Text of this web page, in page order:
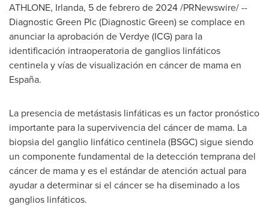
ATHLONE, Irlanda, 5 de febrero de 2024/PRNewswire/ --
Diagnostic Green Plc (Diagnostic Green) se complace en
anunciar la aprobación de Verdye (ICG) para la
identificación intraoperatoria de ganglios linfáticos
centinela y vías de visualización en cáncer de mama en
España.
La presencia de metástasis linfáticas es un factor pronóstico
importante para la supervivencia del cáncer de mama. La
biopsia del ganglio linfático centinela (BSGC) sigue siendo
un componente fundamental de la detección temprana del
cáncer de mama y es el estándar de atención actual para
ayudar a determinar si el cáncer se ha diseminado a los
ganglios linfáticos.